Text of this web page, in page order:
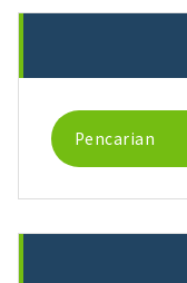
Pencarian
untuk: